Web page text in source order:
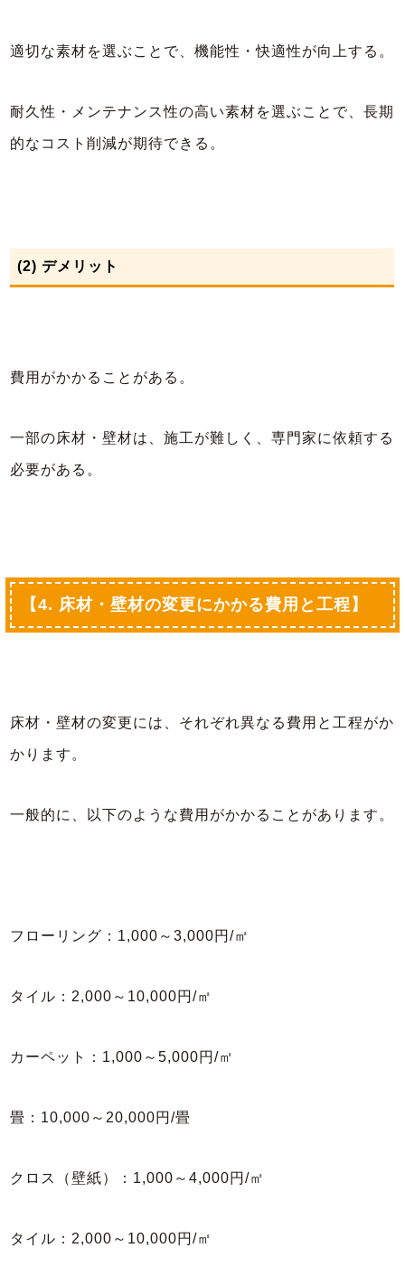
適切な素材を選ぶことで、機能性・快適性が向上する。
耐久性・メンテナンス性の高い素材を選ぶことで、長期
的なコスト削減が期待できる。
(2) デメリット
費用がかかることがある。
一部の床材・壁材は、施工が難しく、専門家に依頼する
必要がある。
【4. 床材・壁材の変更にかかる費用と工程】
床材・壁材の変更には、それぞれ異なる費用と工程がか
かります。
一般的に、以下のような費用がかかることがあります。
フローリング：1,000～3,000円/㎡
タイル：2,000～10,000円/㎡
カーペット：1,000～5,000円/㎡
畳：10,000～20,000円/畳
クロス（壁紙）：1,000～4,000円/㎡
タイル：2,000～10,000円/㎡